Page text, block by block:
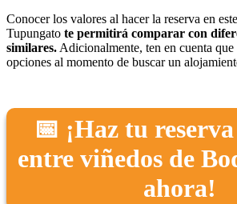
Conocer los valores al hacer la reserva en
Tupungato te permitirá comparar con
similares. Adicionalmente, ten en cuenta
opciones al momento de buscar un
📅 ¡Haz tu
entre viñedos de
ahora!